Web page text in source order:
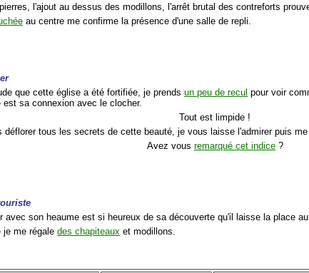
l'ajout au dessus des modillons, l'arrêt brutal des contreforts
au centre me confirme la présence d'une salle de repli.
que cette église a été fortifiée, je prendsun peu de recul pour voir
est sa connexion avec le clocher.
Tout est limpide !
déflorer tous les secrets de cette beauté, je vous laisse l'admirer puis me
Avez vous remarqué cet indice?
avec son heaume est si heureux de sa découverte qu'il laisse la place
je me régaledes chapiteaux et modillons.